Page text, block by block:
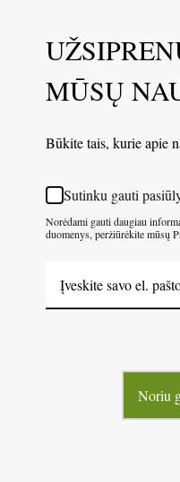
MŪSŲ
Būkite tais, kurie apie
Sutinku gauti
Norėdami gauti daugiau
duomenys, peržiūrėkite mūsų
Noriu